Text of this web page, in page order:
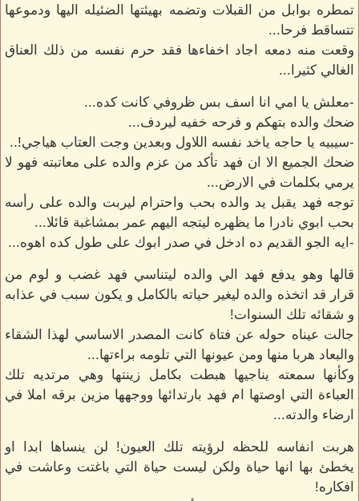
تمطره بوابل من القبلات وتضمه بهيئتها الضئيله اليها ودموعها
تتساقط فرحا...
وقعت منه دمعه اجاد اخفاءها فقد حرم نفسه من ذلك العناق
الغالي كثيرا...
-معلش يا امي انا اسف بس ظروفي كانت كده...
ضحك والده بتهكم و فرحه خفيه ليردف...
-سيبيه يا حاجه ياخد نفسه اللاول وبعدين وجت العتاب هياجي!..
ضحك الجميع الا ان فهد تأكد من عزم والده على معاتبته فهو لا
يرمي بكلمات في الارض...
توجه فهد يقبل يد والده بحب واحترام ليربت والده على رأسه
بحب ابوي نادرا ما يظهره ليتجه اليهم عمر بمشاغبة قائلا...
-ايه الجو القديم ده ادخل في صدر ابوك على طول كده اهوه...
قالها وهو يدفع فهد الي والده ليتناسي فهد غضب و لوم من
قرار قد اتخذه والده ليغير حياته بالكامل و يكون سبب في عذابه
و شقائه تلك السنوات!
جالت عيناه حوله عن فتاة كانت المصدر الاساسي لهذا الشقاء
والبعاد هربا منها ومن عيونها التي تلومه براءتها...
وكأنها سمعته يناجيها هبطت بكامل زينتها وهي مرتديه تلك
العباءة التي اوصتها ام فهد بارتدائها ووجهها مزين برقه املا في
ارضاء والدته...
هربت انفاسه للحظه لرؤيته تلك العيون! لن ينساها ابدا او
يخطئ بها انها حياة ولكن ليست حياة التي باغتت وعاشت في
افكاره!